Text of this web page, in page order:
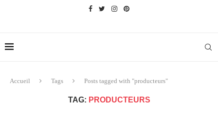
Accueil Tags Posts tagged with "producteurs"
TAG: PRODUCTEURS